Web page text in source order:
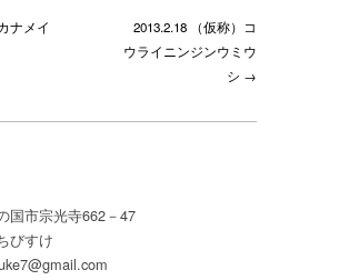
ナメイ
2013.2.18 （仮称）コ
ウライニンジンウミウ
シ →
国市宗光寺662－47
びすけ